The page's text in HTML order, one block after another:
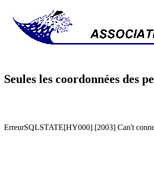
Seules les coordonnées des
ErreurSQLSTATE[HY000] [2003] Can't